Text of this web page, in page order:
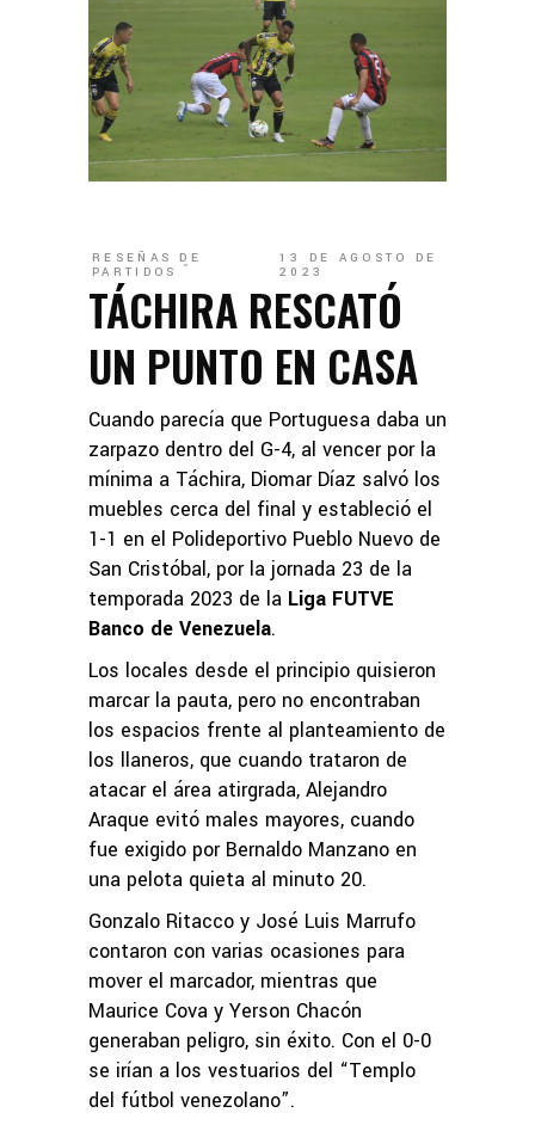
RESEÑAS DE
PARTIDOS
13 DE AGOSTO DE
2023
TÁCHIRA RESCATÓ
UN PUNTO EN CASA
Cuando parecía que Portuguesa daba un
zarpazo dentro del G-4, al vencer por la
mínima a Táchira, Diomar Díaz salvó los
muebles cerca del final y estableció el
1-1 en el Polideportivo Pueblo Nuevo de
San Cristóbal, por la jornada 23 de la
temporada 2023 de la Liga FUTVE
Banco de Venezuela.
Los locales desde el principio quisieron
marcar la pauta, pero no encontraban
los espacios frente al planteamiento de
los llaneros, que cuando trataron de
atacar el área atirgrada, Alejandro
Araque evitó males mayores, cuando
fue exigido por Bernaldo Manzano en
una pelota quieta al minuto 20.
Gonzalo Ritacco y José Luis Marrufo
contaron con varias ocasiones para
mover el marcador, mientras que
Maurice Cova y Yerson Chacón
generaban peligro, sin éxito. Con el 0-0
se irían a los vestuarios del “Templo
del fútbol venezolano”.